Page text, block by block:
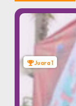
Juara 1